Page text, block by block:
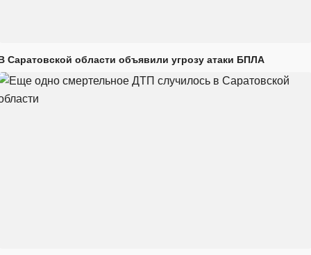
Саратовской области объявили угрозу атаки БПЛА